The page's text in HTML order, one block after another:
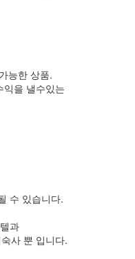
능한 상품.
익을 낼수있는
수 있습니다.
과
사 뿐 입니다.